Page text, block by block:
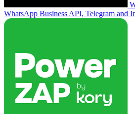
WhatsApp Business API, Telegram and